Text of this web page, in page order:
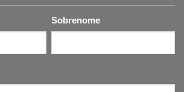
Sobrenome